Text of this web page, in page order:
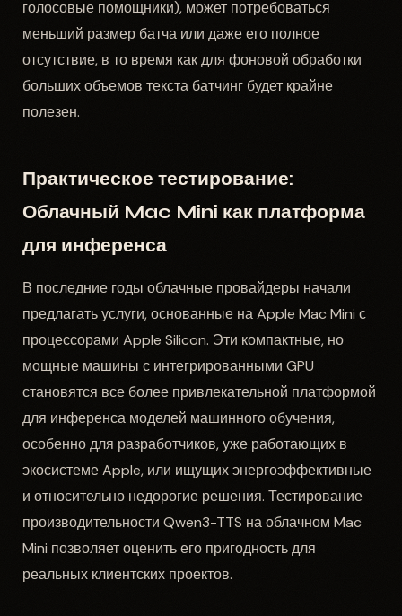
голосовые помощники), может потребоваться
меньший размер батча или даже его полное
отсутствие, в то время как для фоновой обработки
больших объемов текста батчинг будет крайне
полезен.
Практическое тестирование:
Облачный Mac Mini как платформа
для инференса
В последние годы облачные провайдеры начали
предлагать услуги, основанные на Apple Mac Mini с
процессорами Apple Silicon. Эти компактные, но
мощные машины с интегрированными GPU
становятся все более привлекательной платформой
для инференса моделей машинного обучения,
особенно для разработчиков, уже работающих в
экосистеме Apple, или ищущих энергоэффективные
и относительно недорогие решения. Тестирование
производительности Qwen3-TTS на облачном Mac
Mini позволяет оценить его пригодность для
реальных клиентских проектов.